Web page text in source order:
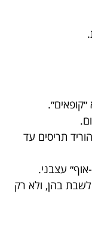
תריסים עד
אוף״ עצבני.
בהן, ולא רק